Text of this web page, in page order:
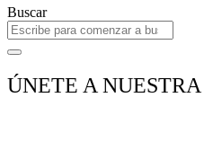
Buscar
ÚNETE A